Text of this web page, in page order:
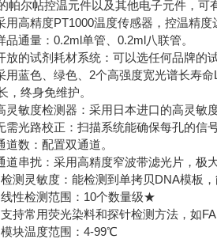
帕尔帖控温元件以及其他电子元件，可
用高精度PT1000温度传感器，控温精
品通量：0.2ml单管、0.2ml八联管。
放的试剂耗材系统：可以选任何品牌的
用蓝色、绿色、2个高强度宽光谱长寿
，终身免维护。
灵敏度检测器：采用日本进口的高灵敏
需光路校正：扫描系统能确保每孔的
道数：配置双通道。
道串扰：采用高精度窄波带滤光片，极
测灵敏度：能检测到单拷贝DNA模板
性检测范围：10个数量级★
持常用荧光染料和探针检测方法，如
块温度范围：4-99℃